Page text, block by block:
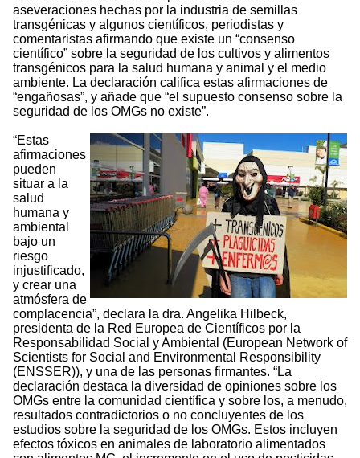
aseveraciones hechas por la industria de semillas
transgénicas y algunos científicos, periodistas y
comentaristas afirmando que existe un “consenso
científico” sobre la seguridad de los cultivos y alimentos
transgénicos para la salud humana y animal y el medio
ambiente. La declaración califica estas afirmaciones de
“engañosas”, y añade que “el supuesto consenso sobre la
seguridad de los OMGs no existe”.
“Estas
afirmaciones
pueden
situar a la
salud
humana y
ambiental
bajo un
riesgo
injustificado,
y crear una
atmósfera de
complacencia”, declara la dra. Angelika Hilbeck,
presidenta de la Red Europea de Científicos por la
Responsabilidad Social y Ambiental (European Network of
Scientists for Social and Environmental Responsibility
(ENSSER)), y una de las personas firmantes. “La
declaración destaca la diversidad de opiniones sobre los
OMGs entre la comunidad científica y sobre los, a menudo,
resultados contradictorios o no concluyentes de los
estudios sobre la seguridad de los OMGs. Estos incluyen
efectos tóxicos en animales de laboratorio alimentados